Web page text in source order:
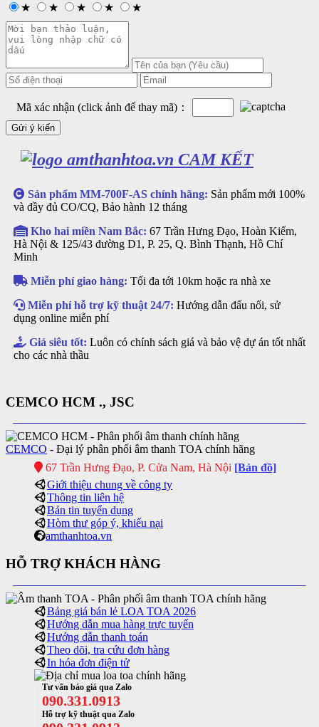
★ ★ ★ ★ ★
Mã xác nhận (click ảnh để thay mã)：
CAM KẾT
Sản phẩm MM-700F-AS chính hãng: Sản phẩm mới 100%
và đầy đủ CO/CQ, Bảo hành 12 tháng
Kho hai miền Nam Bắc: 67 Trần Hưng Đạo, Hoàn Kiếm,
Hà Nội & 125/43 đường D1, P. 25, Q. Bình Thạnh, Hồ Chí
Minh
Miễn phí giao hàng: Tối đa tới 10km hoặc ra nhà xe
Miễn phí hỗ trợ kỹ thuật 24/7: Hướng dẫn đấu nối, sử
dụng online miễn phí
Giá siêu tốt: Luôn có chính sách giá và bảo vệ dự án tốt nhất
cho các nhà thầu
CEMCO HCM ., JSC
CEMCO - Đại lý phân phối âm thanh TOA chính hãng
67 Trần Hưng Đạo, P. Cửa Nam, Hà Nội [Bản đồ]
Giới thiệu chung về công ty
Thông tin liên hệ
Bản tin tuyển dụng
Hòm thư góp ý, khiếu nại
amthanhtoa.vn
HỖ TRỢ KHÁCH HÀNG
Bảng giá bán lẻ LOA TOA 2026
Hướng dẫn mua hàng trực tuyến
Hướng dẫn thanh toán
Theo dõi, tra cứu đơn hàng
In hóa đơn điện tử
Tư vấn báo giá qua Zalo
090.331.0913
Hỗ trợ kỹ thuật qua Zalo